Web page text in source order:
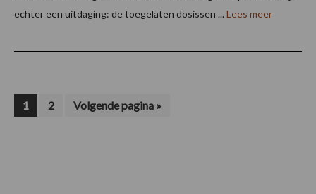
echter een uitdaging: de toegelaten dosissen ... Lees meer
Pagina
1 Pagina
2
Ga
naar
Volgende pagina »